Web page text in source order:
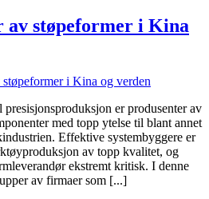
av støpeformer i Kina
er produsenter av
med topp ytelse til blant annet
Effektive systembyggere er
av topp kvalitet, og
ekstremt kritisk. I denne
av firmaer som [...]